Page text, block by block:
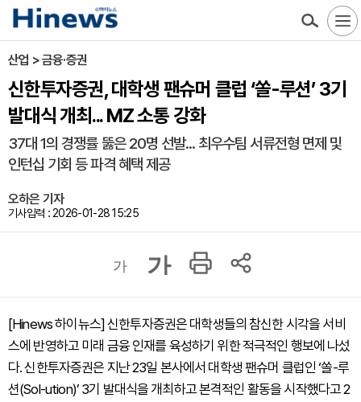
산업 > 금융·증권
신한투자증권, 대학생 팬슈머 클럽 ‘쏠-루션’ 3기
발대식 개최... MZ 소통 강화
37대 1의 경쟁률 뚫은 20명 선발... 최우수팀 서류전형 면제 및
인턴십 기회 등 파격 혜택 제공
오하은 기자
기사입력 : 2026-01-28 15:25
가 가
[Hinews 하이뉴스] 신한투자증권은 대학생들의 참신한 시각을 서비
스에 반영하고 미래 금융 인재를 육성하기 위한 적극적인 행보에 나섰
다. 신한투자증권은 지난 23일 본사에서 대학생 팬슈머 클럽인 ‘쏠-루
션(Sol-ution)’ 3기 발대식을 개최하고 본격적인 활동을 시작했다고 2